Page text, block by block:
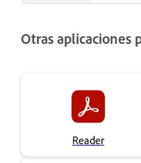
Otras aplicaciones
Reader